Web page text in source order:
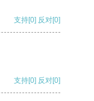
支持[0] 反对[0]
支持[0] 反对[0]